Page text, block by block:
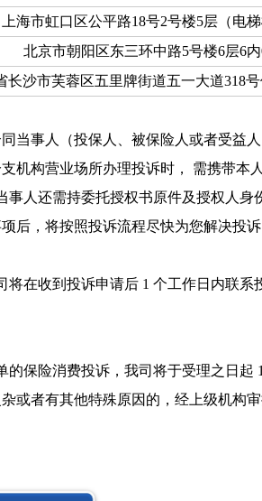
上海市虹口区公平路18号2号楼5层（电
北京市朝阳区东三环中路5号楼6层6
长沙市芙蓉区五里牌街道五一大道318号
当事人（投保人、被保险人或者受益
支机构营业场所办理投诉时， 需携带
人还需持委托授权书原件及授权人身
后，将按照投诉流程尽快为您解决投诉
将在收到投诉申请后 1 个工作日内联
的保险消费投诉，我司将于受理之日
或者有其他特殊原因的，经上级机构